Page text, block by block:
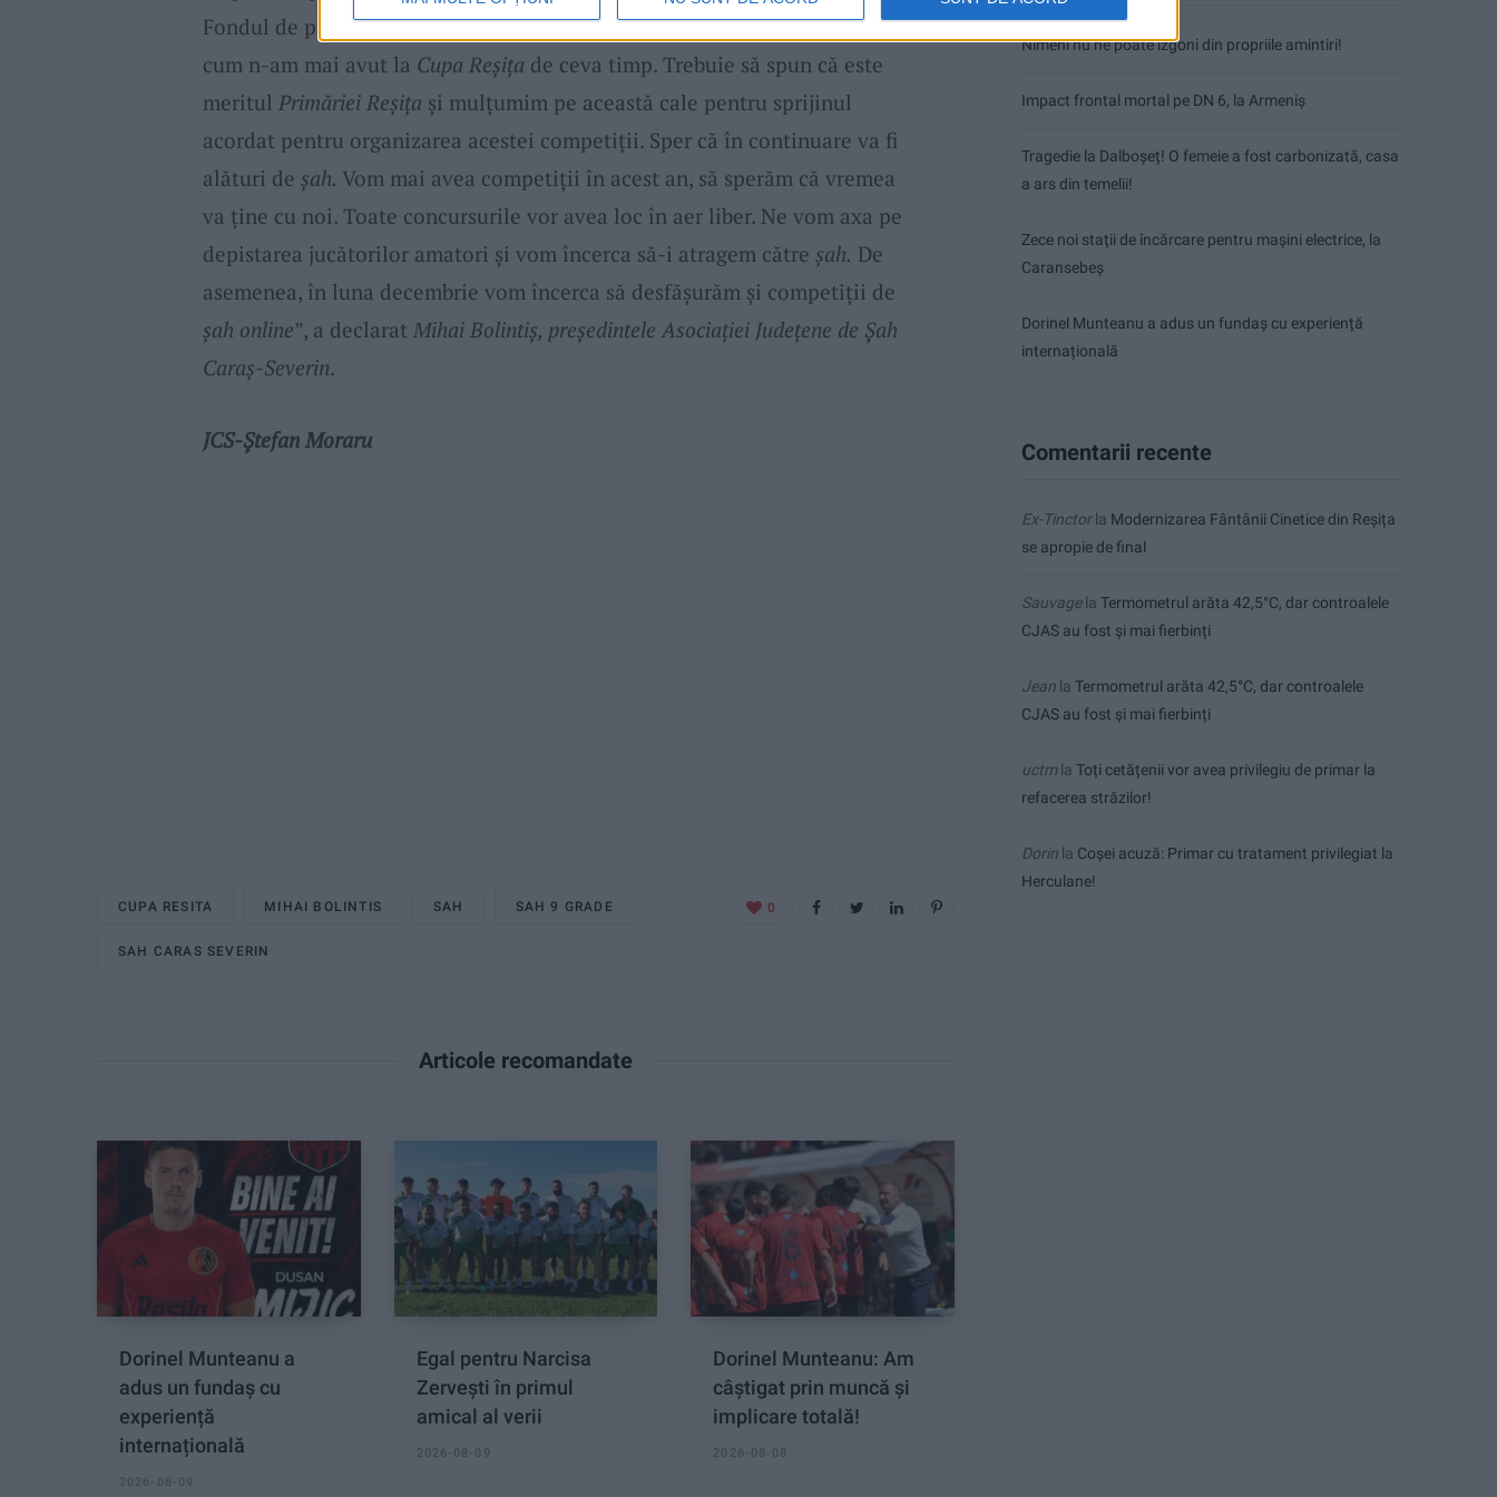
Fondul de premiere a fost de peste 3000 de lei, un fond foarte generos,
cum n-am mai avut la Cupa Reșița de ceva timp. Trebuie să spun că este
meritul Primăriei Reșița și mulțumim pe această cale pentru sprijinul
acordat pentru organizarea acestei competiții. Sper că în continuare va fi
alături de șah. Vom mai avea competiții în acest an, să sperăm că vremea
va ține cu noi. Toate concursurile vor avea loc în aer liber. Ne vom axa pe
depistarea jucătorilor amatori și vom încerca să-i atragem către șah. De
asemenea, în luna decembrie vom încerca să desfășurăm și competiții de
șah online”, a declarat Mihai Bolintiș, președintele Asociației Județene de Șah
Caraș-Severin.
JCS-Ștefan Moraru
CUPA RESITA MIHAI BOLINTIS SAH SAH 9 GRADE
SAH CARAS SEVERIN
0
Articole recomandate
Dorinel Munteanu a
adus un fundaș cu
experiență
internațională
2026-08-09
Egal pentru Narcisa
Zervești în primul
amical al verii
2026-08-09
Dorinel Munteanu: Am
câștigat prin muncă și
implicare totală!
2026-08-08
Nimeni nu ne poate izgoni din propriile amintiri!
Impact frontal mortal pe DN 6, la Armeniș
Tragedie la Dalboşeț! O femeie a fost carbonizată, casa
a ars din temelii!
Zece noi stații de încărcare pentru mașini electrice, la
Caransebeș
Dorinel Munteanu a adus un fundaș cu experiență
internațională
Comentarii recente
Ex-Tinctorla Modernizarea Fântânii Cinetice din Reșița
se apropie de final
Sauvagela Termometrul arăta 42,5°C, dar controalele
CJAS au fost și mai fierbinți
Jean la Termometrul arăta 42,5°C, dar controalele
CJAS au fost și mai fierbinți
uctmla Toți cetățenii vor avea privilegiu de primar la
refacerea străzilor!
Dorin la Coșei acuză: Primar cu tratament privilegiat la
Herculane!